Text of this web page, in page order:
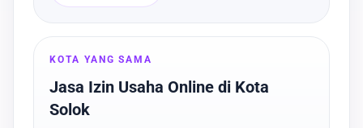
KOTA YANG SAMA
Jasa Izin Usaha Online di Kota
Solok